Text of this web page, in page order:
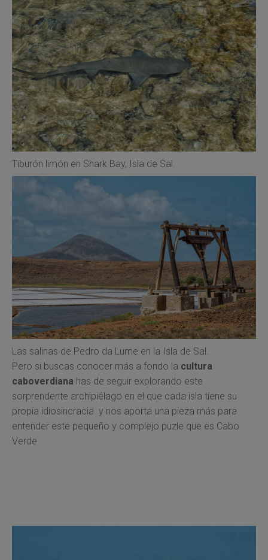
Tiburón limón en Shark Bay, Isla de Sal.
Las salinas de Pedro da Lume en la Isla de Sal.
Pero si buscas conocer más a fondo la cultura
caboverdiana has de seguir explorando este
sorprendente archipiélago en el que cada isla tiene su
propia idiosincracia y nos aporta una pieza más para
entender este pequeño y complejo puzle que es Cabo
Verde.